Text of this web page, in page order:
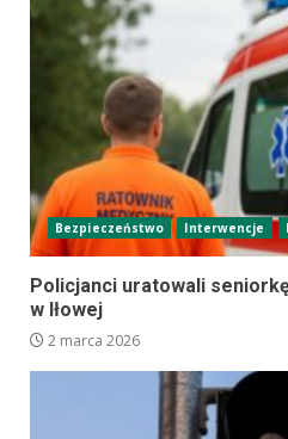
Bezpieczeństwo Interwencje
Policjanci uratowali
w Iłowej
2 marca 2026